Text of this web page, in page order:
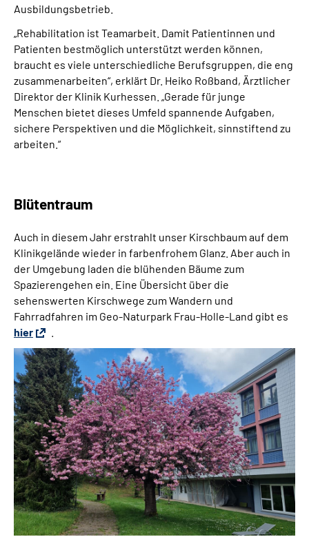
Ausbildungsbetrieb.
„Rehabilitation ist Teamarbeit. Damit Patientinnen und
Patienten bestmöglich unterstützt werden können,
braucht es viele unterschiedliche Berufsgruppen, die eng
zusammenarbeiten“, erklärt Dr. Heiko Roßband, Ärztlicher
Direktor der Klinik Kurhessen. „Gerade für junge
Menschen bietet dieses Umfeld spannende Aufgaben,
sichere Perspektiven und die Möglichkeit, sinnstiftend zu
arbeiten.“
Blütentraum
Auch in diesem Jahr erstrahlt unser Kirschbaum auf dem
Klinikgelände wieder in farbenfrohem Glanz. Aber auch in
der Umgebung laden die blühenden Bäume zum
Spazierengehen ein. Eine Übersicht über die
sehenswerten Kirschwege zum Wandern und
Fahrradfahren im Geo-Naturpark Frau-Holle-Land gibt es
hier